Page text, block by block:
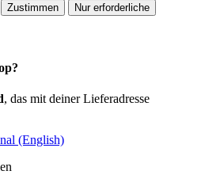
Zustimmen Nur erforderliche
, das mit deiner Lieferadresse
(English)